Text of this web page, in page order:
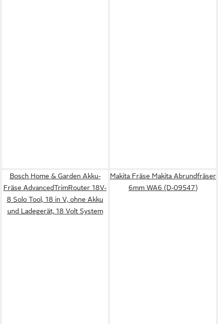
Bosch Home & Garden Akku-
Fräse AdvancedTrimRouter 18V-
8 Solo Tool, 18 in V, ohne Akku
und Ladegerät, 18 Volt System
Makita Fräse Makita Abrundfräser
6mm WA6 (D-09547)